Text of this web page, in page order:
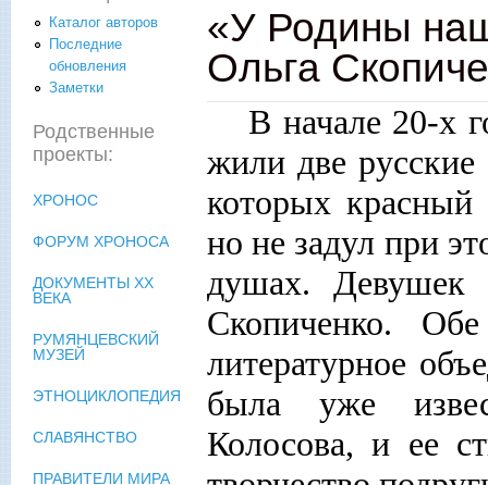
«У Родины
Ольга
В начале 20-х
жили две русские
которых
но не задул при
душах. Девушек
Скопиченко.
литературное
была уже
Колосова, и ее
Каталог авторов
Последние
обновления
Заметки
Родственные
проекты:
ХРОНОС
ФОРУМ ХРОНОСА
ДОКУМЕНТЫ XX
ВЕКА
РУМЯНЦЕВСКИЙ
МУЗЕЙ
ЭТНОЦИКЛОПЕДИЯ
СЛАВЯНСТВО
ПРАВИТЕЛИ МИРА